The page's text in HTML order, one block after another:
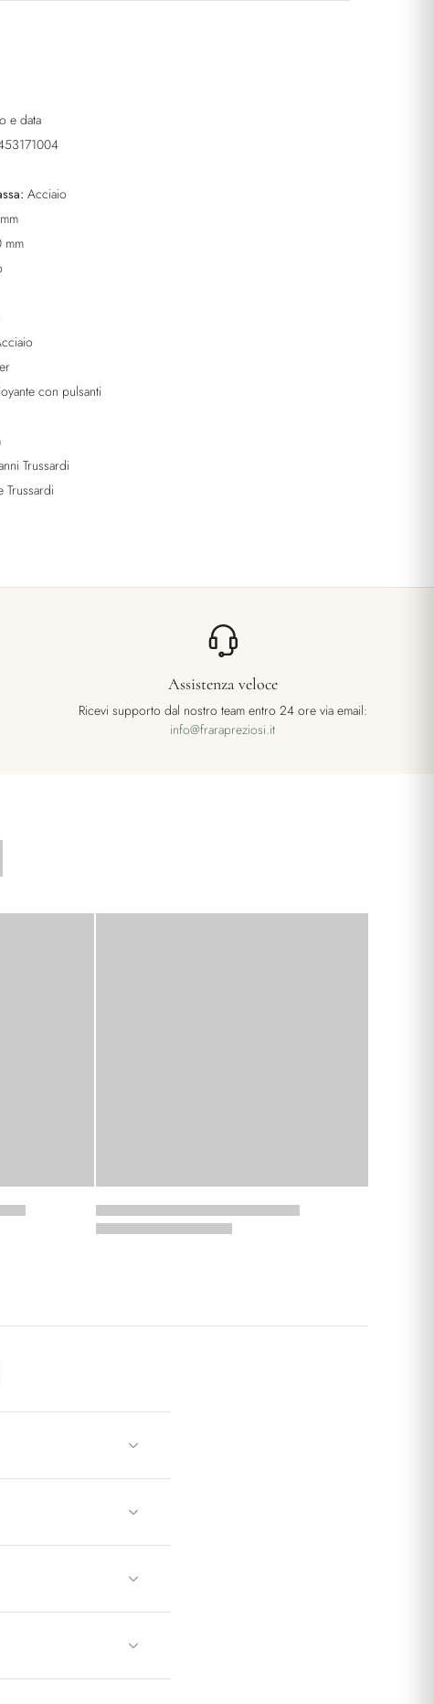
e data
Acciaio
mm
con pulsanti
Trussardi
Trussardi
Assistenza veloce
Ricevi supporto dal nostro team entro 24 ore via email:
info@frarapreziosi.it